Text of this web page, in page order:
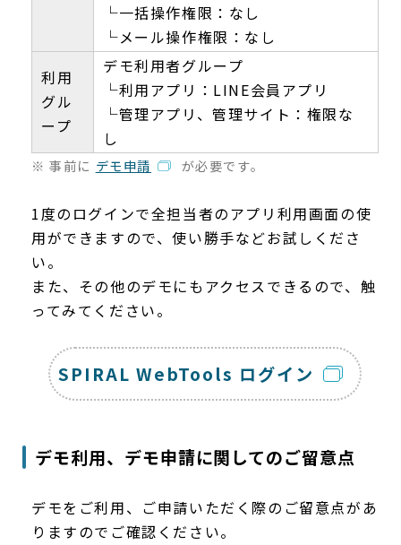
└一括操作権限：なし
└メール操作権限：なし
利用
グル
ープ
デモ利用者グループ
└利用アプリ：LINE会員アプリ
└管理アプリ、管理サイト：権限な
し
※ 事前に デモ申請 が必要です。
1度のログインで全担当者のアプリ利用画面の使
用ができますので、使い勝手などお試しくださ
い。
また、その他のデモにもアクセスできるので、触
ってみてください。
SPIRAL WebTools ログイン
デモ利用、デモ申請に関してのご留意点
デモをご利用、ご申請いただく際のご留意点があ
りますのでご確認ください。